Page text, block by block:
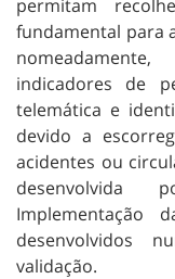
permitam
fundamental para
indicadores de
telemática e
devido a
acidentes ou
desenvolvida
Implementação
desenvolvidos
validação.